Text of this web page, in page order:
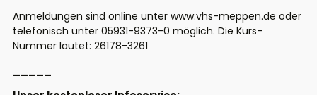
Anmeldungen sind online unter www.vhs-meppen.de oder
telefonisch unter 05931-9373-0 möglich. Die Kurs-
Nummer lautet: 26178-3261